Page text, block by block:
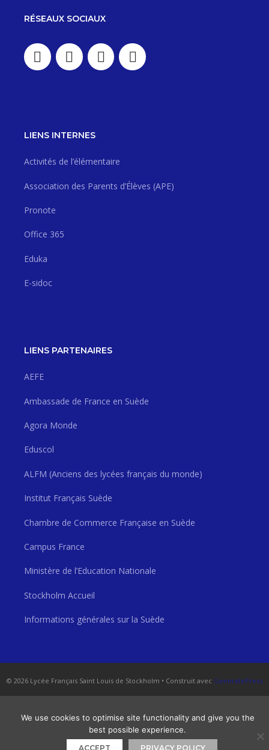
RÉSEAUX SOCIAUX
LIENS INTERNES
Activités de l’élémentaire
Association des Parents d’Élèves (APE)
Pronote
Office 365
Eduka
E-sidoc
LIENS PARTENAIRES
AEFE
Ambassade de France en Suède
Agora Monde
Eduscol
ALFM (Anciens des lycées français du monde)
Institut Français Suède
Chambre de Commerce Française en Suède
Campus France
Ministère de l’Education Nationale
Stockholm Accueil
Informations générales sur la Suède
© 2026 Lycée Français Saint Louis de Stockholm • Construit avec GeneratePress
We use cookies to optimise site functionality and give you the
best possible experience.
ACCEPT PRIVACY POLICY